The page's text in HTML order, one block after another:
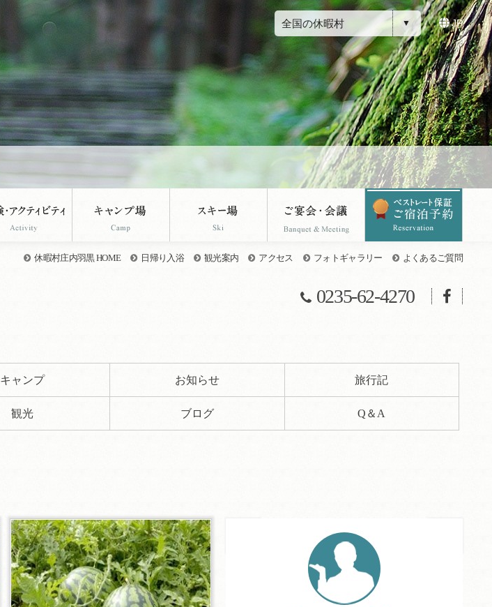
全国の休暇村 JP
休暇村庄内羽黒 HOME 日帰り入浴 観光案内 アクセス フォトギャラリー よくあるご質問
0235-62-4270
キャンプ お知らせ 旅行記
観光 ブログ Q＆A